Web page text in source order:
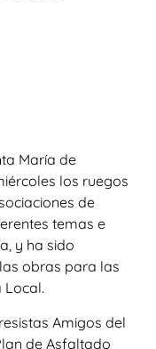
María de
los ruegos
de
temas e
y ha sido
obras para las
Local.
Amigos del
de Asfaltado